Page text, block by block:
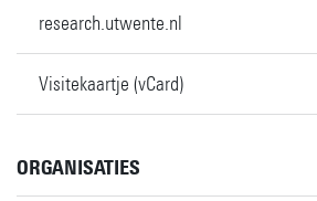
research.utwente.nl
Visitekaartje (vCard)
ORGANISATIES